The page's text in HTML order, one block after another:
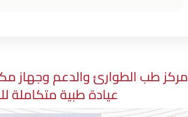
مركز طب الطوارئ والدعم وجهاز
عيادة طبية متكاملة